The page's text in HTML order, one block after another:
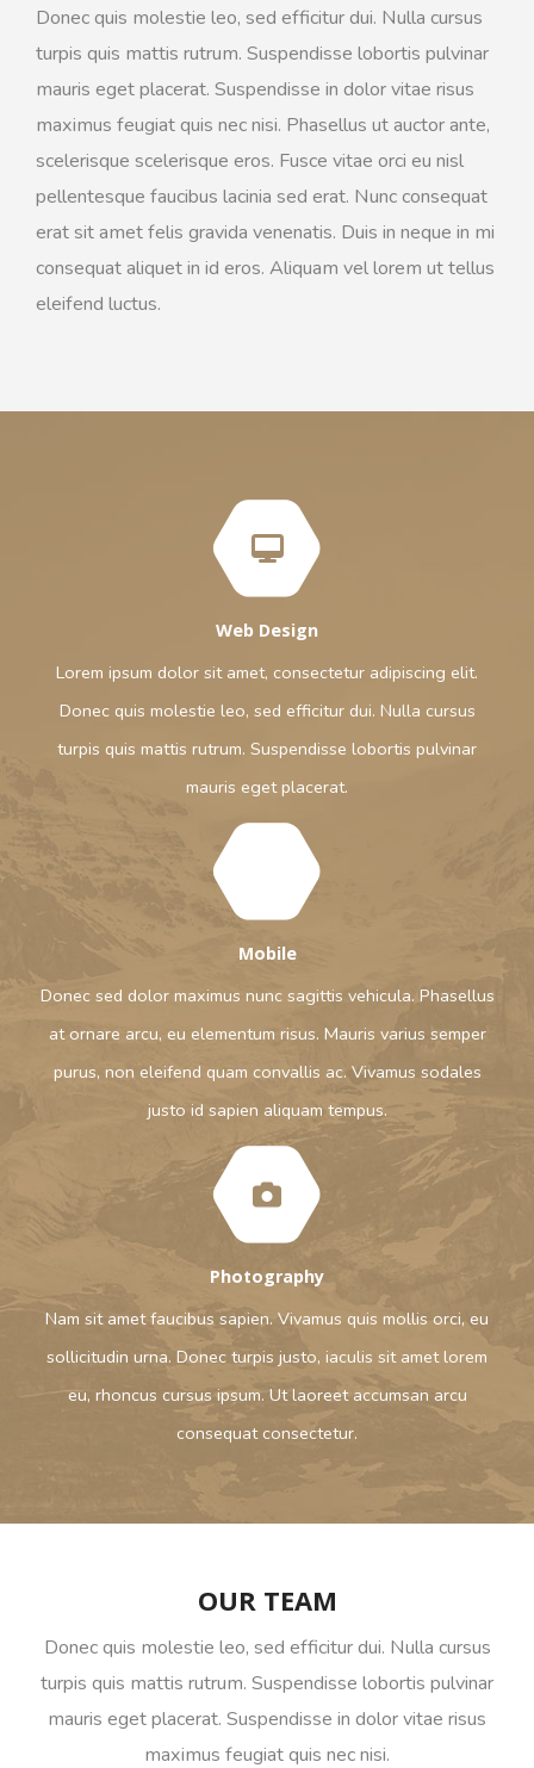
Donec quis molestie leo, sed efficitur dui. Nulla cursus
turpis quis mattis rutrum. Suspendisse lobortis pulvinar
mauris eget placerat. Suspendisse in dolor vitae risus
maximus feugiat quis nec nisi. Phasellus ut auctor ante,
scelerisque scelerisque eros. Fusce vitae orci eu nisl
pellentesque faucibus lacinia sed erat. Nunc consequat
erat sit amet felis gravida venenatis. Duis in neque in mi
consequat aliquet in id eros. Aliquam vel lorem ut tellus
eleifend luctus.
Web Design
Lorem ipsum dolor sit amet, consectetur adipiscing elit.
Donec quis molestie leo, sed efficitur dui. Nulla cursus
turpis quis mattis rutrum. Suspendisse lobortis pulvinar
mauris eget placerat.
Mobile
Donec sed dolor maximus nunc sagittis vehicula. Phasellus
at ornare arcu, eu elementum risus. Mauris varius semper
purus, non eleifend quam convallis ac. Vivamus sodales
justo id sapien aliquam tempus.
Photography
Nam sit amet faucibus sapien. Vivamus quis mollis orci, eu
sollicitudin urna. Donec turpis justo, iaculis sit amet lorem
eu, rhoncus cursus ipsum. Ut laoreet accumsan arcu
consequat consectetur.
OUR TEAM
Donec quis molestie leo, sed efficitur dui. Nulla cursus
turpis quis mattis rutrum. Suspendisse lobortis pulvinar
mauris eget placerat. Suspendisse in dolor vitae risus
maximus feugiat quis nec nisi.